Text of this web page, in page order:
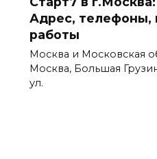
Адрес, телефоны,
работы
Москва и Московская
Москва, Большая
ул.